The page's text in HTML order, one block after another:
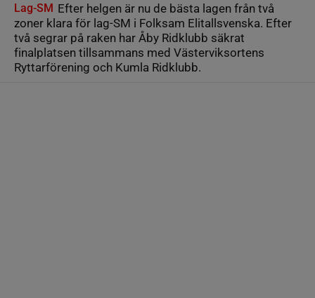
Lag-SM Efter helgen är nu de bästa lagen från två
zoner klara för lag-SM i Folksam Elitallsvenska. Efter
två segrar på raken har Åby Ridklubb säkrat
finalplatsen tillsammans med Västerviksortens
Ryttarförening och Kumla Ridklubb.